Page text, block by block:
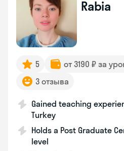
Rabia
5 от 3190 ₽ за
3 отзыва
Gained teaching
Turkey
Holds a Post Graduate
level